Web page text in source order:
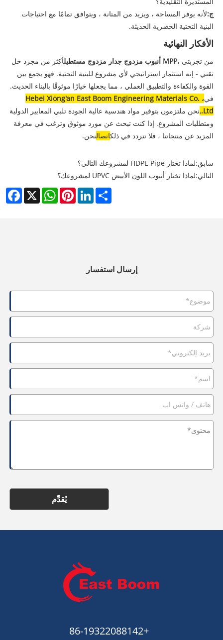
ج:لأنه يوفر المساحة ، ويزيد من المتانة ، ويتوافق تمامًا مع احتياجات
البنية التحتية الحضرية الحديثة.
الأفكار النهائية
من تجربتي ،MPP أنبوب مزدوج جدار مزدوج مستطيل
أكثر من مجرد حل
تقني - إنه استثمار استراتيجي لأي مشروع للبنية التحتية. فهو يجمع بين
القوة والكفاءة والتطبيق العملي ، مما يجعلها خيارًا موثوقًا بالبناء الحديث.
فيHebei Xiong'an East Boom Engineering Materials Co. ،
Ltd.
,نحن ملتزمون بتوفير مواد هندسية عالية الجودة تلبي المعايير الدولية
ومتطلبات المشروع. إذا كنت تبحث عن مورد موثوق وترغب في معرفة
المزيد عن منتجاتنا ، فلا تتردد في ذلكاتصالنحن.
سابق:لماذا تختار HDPE Pipe لمشروعك التالي؟
التالي:لماذا تختار أنبوب اللون الأبيض UPVC لمشروعك؟
X
WhatsAppPinterestLinkedInShare
إرسال استفسار
يُقدِّم
+86-19322088142